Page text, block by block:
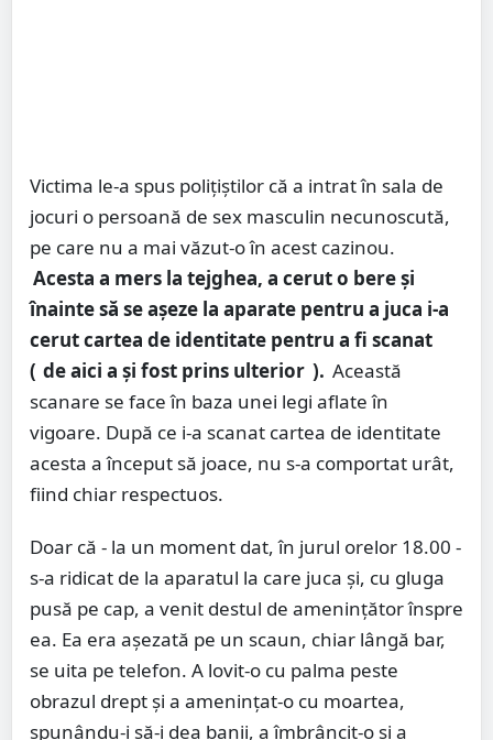
Victima le-a spus polițiștilor că a intrat în sala de
jocuri o persoană de sex masculin necunoscută,
pe care nu a mai văzut-o în acest cazinou.
Acesta a mers la tejghea, a cerut o bere și
înainte să se așeze la aparate pentru a juca i-a
cerut cartea de identitate pentru a fi scanat
( de aici a și fost prins ulterior ). Această
scanare se face în baza unei legi aflate în
vigoare. După ce i-a scanat cartea de identitate
acesta a început să joace, nu s-a comportat urât,
fiind chiar respectuos.
Doar că - la un moment dat, în jurul orelor 18.00 -
s-a ridicat de la aparatul la care juca și, cu gluga
pusă pe cap, a venit destul de amenințător înspre
ea. Ea era așezată pe un scaun, chiar lângă bar,
se uita pe telefon. A lovit-o cu palma peste
obrazul drept și a amenințat-o cu moartea,
spunându-i să-i dea banii, a îmbrâncit-o și a